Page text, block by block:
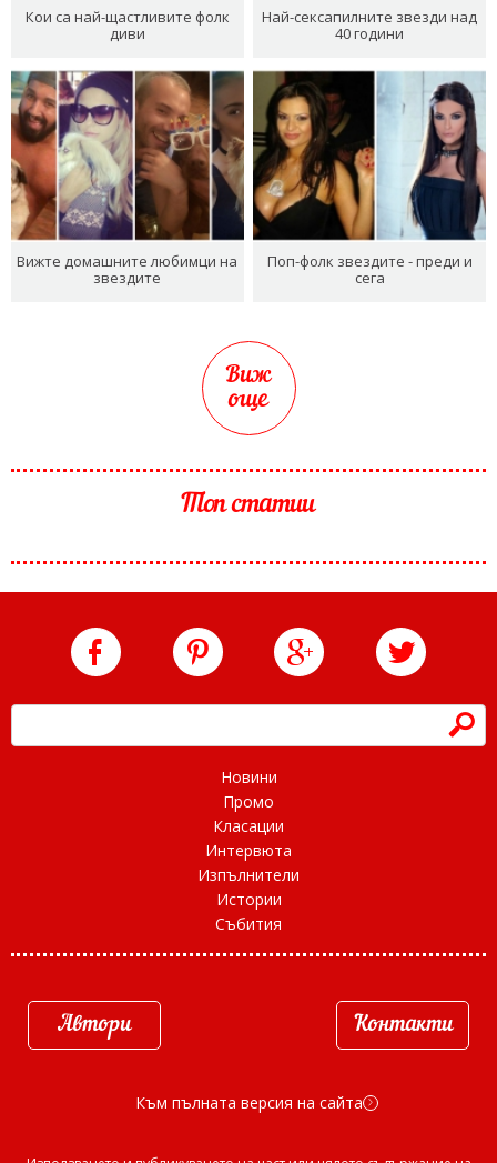
Кои са най-щастливите фолк
диви
Най-сексапилните звезди над
40 години
Вижте домашните любимци на
звездите
Поп-фолк звездите - преди и
сега
Виж
още
Топ статии
h
Новини
Промо
Класации
Интервюта
Изпълнители
Истории
Събития
Автори Контакти
Към пълната версия на сайта d